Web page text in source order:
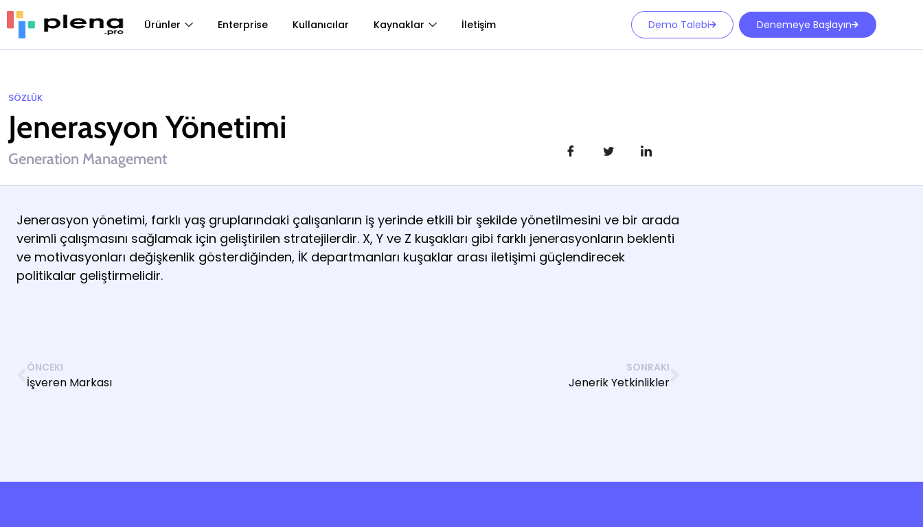
Ürünler Enterprise Kullanıcılar Kaynaklar İletişim Demo Talebi Denemeye Başlayın
SÖZLÜK
Jenerasyon Yönetimi
Generation Management
Jenerasyon yönetimi, farklı yaş gruplarındaki çalışanların iş yerinde etkili bir şekilde yönetilmesini ve bir arada
verimli çalışmasını sağlamak için geliştirilen stratejilerdir. X, Y ve Z kuşakları gibi farklı jenerasyonların beklenti
ve motivasyonları değişkenlik gösterdiğinden, İK departmanları kuşaklar arası iletişimi güçlendirecek
politikalar geliştirmelidir.
ÖNCEKI
İşveren Markası
SONRAKI
Jenerik Yetkinlikler